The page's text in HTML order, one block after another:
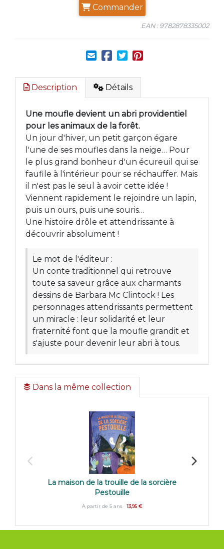
Commander
EAN : 9782878335002
Description Détails
Une moufle devient un abri providentiel
pour les animaux de la forêt.
Un jour d'hiver, un petit garçon égare
l'une de ses moufles dans la neige… Pour
le plus grand bonheur d'un écureuil qui se
faufile à l'intérieur pour se réchauffer. Mais
il n'est pas le seul à avoir cette idée !
Viennent rapidement le rejoindre un lapin,
puis un ours, puis une souris…
Une histoire drôle et attendrissante à
découvrir absolument !
Le mot de l'éditeur :
Un conte traditionnel qui retrouve
toute sa saveur grâce aux charmants
dessins de Barbara Mc Clintock ! Les
personnages attendrissants permettent
un miracle : leur solidarité et leur
fraternité font que la moufle grandit et
s'ajuste pour devenir leur abri à tous.
Dans la même collection
La maison de la trouille de la sorcière
Pestouille
À partir de 5 ans 13,95 €